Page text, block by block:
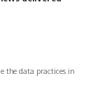
the data practices in